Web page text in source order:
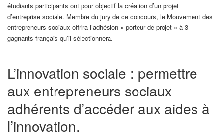
étudiants participants ont pour objectif la création d’un projet
d’entreprise sociale. Membre du jury de ce concours, le Mouvement des
entrepreneurs sociaux offrira l’adhésion « porteur de projet » à 3
gagnants français qu’il sélectionnera.
L’innovation sociale : permettre
aux entrepreneurs sociaux
adhérents d’accéder aux aides à
l’innovation.